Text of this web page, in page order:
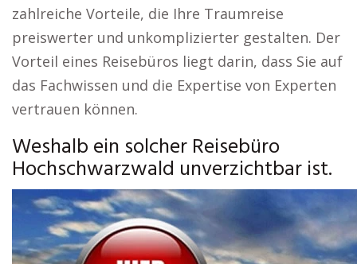
zahlreiche Vorteile, die Ihre Traumreise
preiswerter und unkomplizierter gestalten. Der
Vorteil eines Reisebüros liegt darin, dass Sie auf
das Fachwissen und die Expertise von Experten
vertrauen können.
Weshalb ein solcher Reisebüro
Hochschwarzwald unverzichtbar ist.